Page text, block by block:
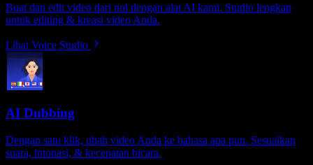
Buat dan edit video dari nol dengan alat AI kami. Studio lengkap
untuk editing & kreasi video Anda.
Lihat Voice Studio
AI Dubbing
Dengan satu klik, ubah video Anda ke bahasa apa pun. Sesuaikan
suara, intonasi, & kecepatan bicara.